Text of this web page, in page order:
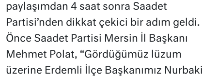
paylaşımdan 4 saat sonra Saadet
Partisi’nden dikkat çekici bir adım geldi.
Önce Saadet Partisi Mersin İl Başkanı
Mehmet Polat, “Gördüğümüz lüzum
üzerine Erdemli İlçe Başkanımız Nurbaki